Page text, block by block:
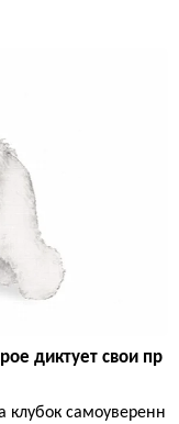
диктует свои пр
клубок самоуверенн